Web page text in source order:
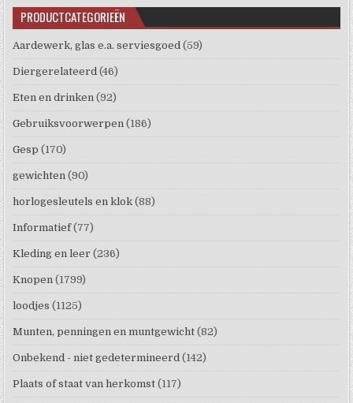
PRODUCTCATEGORIEËN
Aardewerk, glas e.a. serviesgoed (59)
Diergerelateerd (46)
Eten en drinken (92)
Gebruiksvoorwerpen (186)
Gesp (170)
gewichten (90)
horlogesleutels en klok (88)
Informatief (77)
Kleding en leer (236)
Knopen (1799)
loodjes (1125)
Munten, penningen en muntgewicht (82)
Onbekend - niet gedetermineerd (142)
Plaats of staat van herkomst (117)